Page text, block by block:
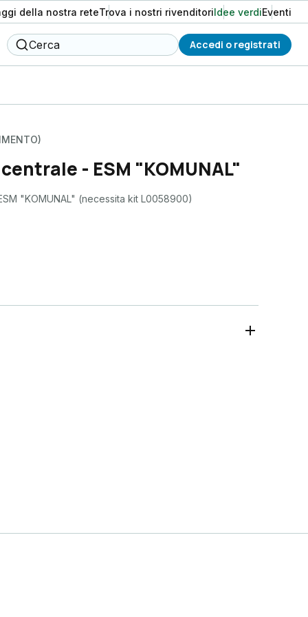
della nostra reteTrova i nostri rivenditoriIdee verdiEventi
Cerca Accedi o registrati
- ESM "KOMUNAL"
"KOMUNAL" (necessita kit L0058900)